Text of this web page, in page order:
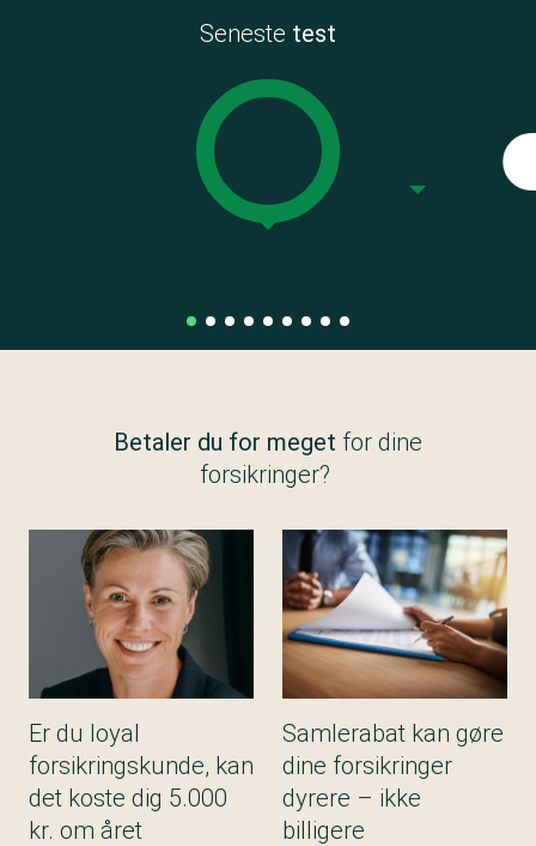
Seneste test
Betaler du for meget for dine
forsikringer?
Er du loyal
forsikringskunde, kan
det koste dig 5.000
kr. om året
Samlerabat kan gøre
dine forsikringer
dyrere – ikke
billigere